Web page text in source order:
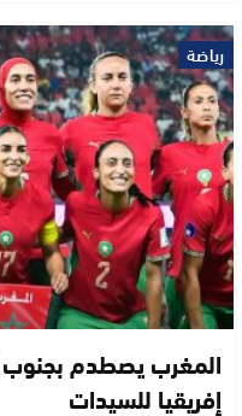
رياضة
المغرب يصطدم بجنوب
إفريقيا للسيدات